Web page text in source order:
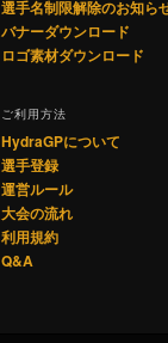
選手名制限解除のお知ら
バナーダウンロード
ロゴ素材ダウンロード
ご利用方法
HydraGPについて
選手登録
運営ルール
大会の流れ
利用規約
Q&A